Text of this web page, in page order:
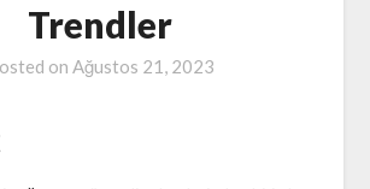
Trendler
on Ağustos 21, 2023